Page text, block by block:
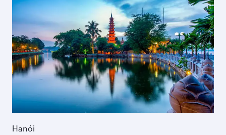
Hanói